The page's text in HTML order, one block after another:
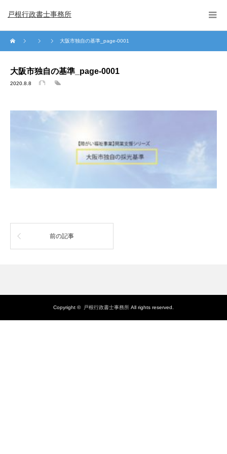
戸根行政書士事務所
大阪市独自の基準_page-0001
大阪市独自の基準_page-0001
2020.8.8
前の記事
Copyright © 戸根行政書士事務所 All rights reserved.